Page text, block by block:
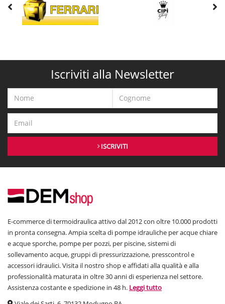
Iscriviti alla Newsletter
ISCRIVITI
E-commerce di termoidraulica attivo dal 2012 con oltre 10.000 prodotti
in pronta consegna. Ampia scelta di pompe idrauliche per acque chiare
e acque sporche, pompe per pozzi, per piscine, sistemi di
sollevamento acque, gruppi di pressurizzazione, presscontrol e
accessori idraulici. Visita il nostro shop e affidati alla qualità e alla
professionalità maturata in oltre 30 anni di esperienza nel settore.
Assistenza costante e spedizione in 48 h. Leggi tutto